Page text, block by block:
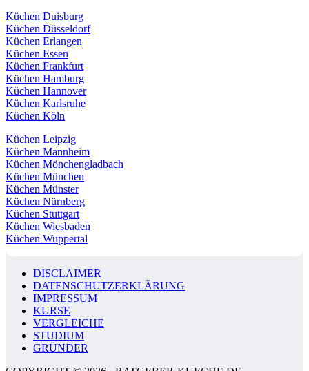
Küchen Duisburg
Küchen Düsseldorf
Küchen Erlangen
Küchen Essen
Küchen Frankfurt
Küchen Hamburg
Küchen Hannover
Küchen Karlsruhe
Küchen Köln
Küchen Leipzig
Küchen Mannheim
Küchen Mönchengladbach
Küchen München
Küchen Münster
Küchen Nürnberg
Küchen Stuttgart
Küchen Wiesbaden
Küchen Wuppertal
DISCLAIMER
DATENSCHUTZERKLÄRUNG
IMPRESSUM
KURSE
VERGLEICHE
STUDIUM
GRÜNDER